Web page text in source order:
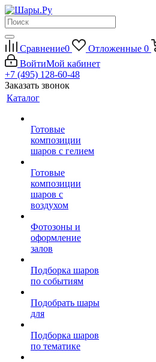
Сравнение0 Отложенные 0
ВойтиМой кабинет
+7 (495) 128-60-48
Заказать звонок
Каталог
Готовые
композиции
шаров с гелием
Готовые
композиции
шаров с
воздухом
Фотозоны и
оформление
залов
Подборка шаров
по событиям
Подобрать шары
для
Подборка шаров
по тематике